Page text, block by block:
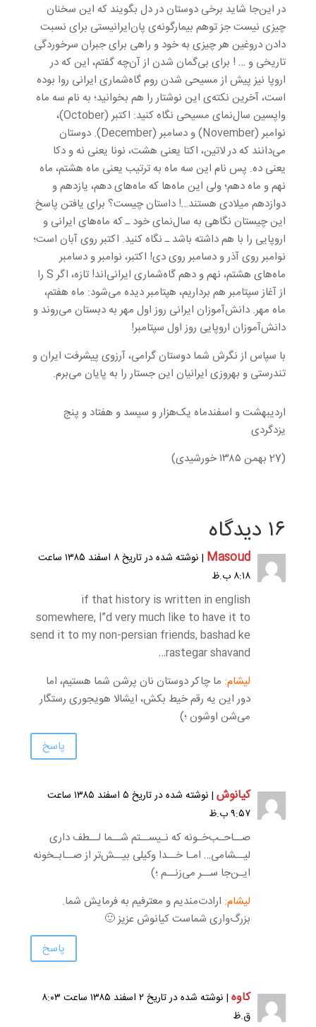
در این‌جا شاید برخی دوستان در دل بگویند که این سخنان
چیزی نیست جز توهم بیمارگونه‌ی پان‌ایرانیستی برای نسبت
دادن دروغین هر چیزی به خود و راهی برای جبران سرخوردگی
تاریخی و … ! برای بی‌گمان شدن از آن‌چه گفتم، این که در
اروپا نیز پیش از مسیحی شدن روم گاه‌شماری ایرانی روا بوده
است، آخرین نکته‌ی این نوشتار را هم بخوانید؛ به نام سه ماه
واپسین سال‌نمای مسیحی نگاه کنید: اکتبر (October)،
نوامبر (November) و دسامبر (December). دوستان
می‌دانند که در لاتین، اکتا یعنی هشت، نونا یعنی نه و دکا
یعنی ده. پس نام این سه ماه به ترتیب یعنی ماه هشتم، ماه
نهم و ماه دهم؛ ولی این ماه‌ها که ماه‌های دهم، یازدهم و
دوازدهم میلادی هستند…! داستان چیست؟ برای یافتن پاسخ
این چیستان نگاهی به سال‌نمای خود ـ که ماه‌های ایرانی و
اروپایی را با هم داشته باشد ـ نگاه کنید. اکتبر روی آبان است؛
نوامبر روی آذر و دسامبر روی دی! اکتبر، نوامبر و دسامبر
ماه‌های هشتم، نهم و دهم گاه‌شماری ایرانی‌اند! تازه، اگر S را
از آغاز سپتامبر هم برداریم، هپتامبر دیده‌ می‌شود: ماه هفتم،
ماه مهر. دانش‌آموزان ایرانی روز اول مهر به دبستان می‌روند و
دانش‌آموزان اروپایی روز اول سپتامبر!
با سپاس از نگرش شما دوستان گرامی، آرزوی پیشرفت ایران و
تندرستی و بهروزی ایرانیان این جستار را به پایان می‌برم.
اردیبهشت و اسفندماه یک‌هزار و سیسد و هفتاد و پنج
یزدگردی
(27 بهمن ۱۳۸۵ خورشیدی)
۱۶ دیدگاه
Masoud
| نوشته شده در تاریخ ۸ اسفند ۱۳۸۵ ساعت
۸:۱۸ ب.ظ
if that history is written in english
somewhere, I”d very much like to have it to
send it to my non-persian friends, bashad ke
rastegar shavand…
لیشام: ما چاکر دوستان نان پرشن شما هستیم، اما
دور این یه رقم خیط بکش، ایشالا هویجوری رستگار
می‌شن اوشون ؛)
پاسخ
کیانوش
| نوشته شده در تاریخ ۵ اسفند ۱۳۸۵ ساعت
۹:۵۷ ب.ظ
صــاحـب‌خـونه که نـیســتم شــما لــطف داری
لیــشامی… امـا خــدا وکیلی بیــش‌تر از صــابـخونه
ایـن‌جا ســر می‌زنــم ؛)
لیشام: ارادت‌مندیم و معترفیم به فرمایش شما.
بزرگ‌واری شماست کیانوش عزیز 🙂
پاسخ
کاوه
| نوشته شده در تاریخ ۲ اسفند ۱۳۸۵ ساعت ۸:۰۳
ق.ظ